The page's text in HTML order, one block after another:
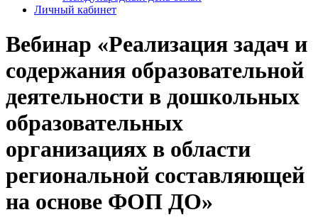
Личный кабинет
Вебинар «Реализация задач и
содержания образовательной
деятельности в дошкольных
образовательных
организациях в области
региональной составляющей
на основе ФОП ДО»